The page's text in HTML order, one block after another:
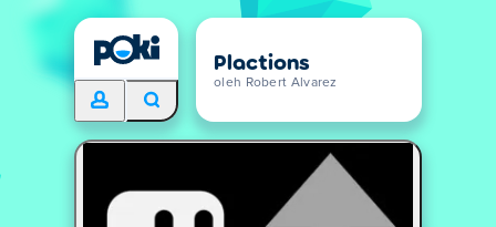
Plactions
oleh Robert Alvarez